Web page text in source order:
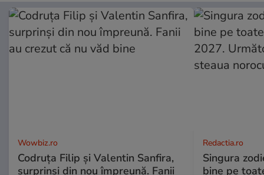
Wowbiz.ro
Codruța Filip și Valentin Sanfira,
surprinși din nou împreună. Fanii
Redactia.ro
Singura
bine pe